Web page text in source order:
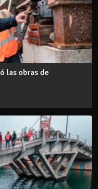
las obras de